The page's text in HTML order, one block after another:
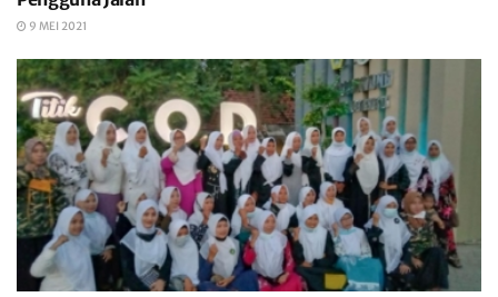
9 MEI 2021